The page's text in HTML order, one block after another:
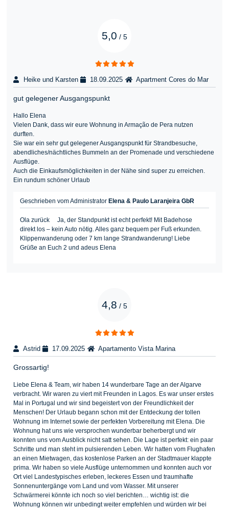
5,0 / 5
Heike und Karsten 18.09.2025 Apartment Cores do Mar
gut gelegener Ausgangspunkt
Hallo Elena
Vielen Dank, dass wir eure Wohnung in Armação de Pera nutzen
durften.
Sie war ein sehr gut gelegener Ausgangspunkt für Strandbesuche,
abendliches/nächtliches Bummeln an der Promenade und verschiedene
Ausflüge.
Auch die Einkaufsmöglichkeiten in der Nähe sind super zu erreichen.
Ein rundum schöner Urlaub
Geschrieben vom Administrator Elena & Paulo Laranjeira GbR
Ola zurück Ja, der Standpunkt ist echt perfekt! Mit Badehose
direkt los – kein Auto nötig. Alles ganz bequem per Fuß erkunden.
Klippenwanderung oder 7 km lange Strandwanderung! Liebe
Grüße an Euch 2 und adeus Elena
4,8 / 5
Astrid 17.09.2025 Apartamento Vista Marina
Grossartig!
Liebe Elena & Team, wir haben 14 wunderbare Tage an der Algarve
verbracht. Wir waren zu viert mit Freunden in Lagos. Es war unser erstes
Mal in Portugal und wir sind begeistert von der Freundlichkeit der
Menschen! Der Urlaub begann schon mit der Entdeckung der tollen
Wohnung im Internet sowie der perfekten Vorbereitung mit Elena. Die
Wohnung hat uns wie versprochen wunderbar beherbergt und wir
konnten uns vom Ausblick nicht satt sehen. Die Lage ist perfekt: ein paar
Schritte und man steht im pulsierenden Leben. Wir hatten vom Flughafen
an einen Mietwagen, das kostenlose Parken an der Stadtmauer klappte
prima. Wir haben so viele Ausflüge unternommen und konnten auch vor
Ort viel Landestypisches erleben, leckeres Essen und traumhafte
Sonnenuntergänge vom Land und vom Wasser. Mit unserer
Schwärmerei könnte ich noch so viel berichten… wichtig ist: die
Wohnung können wir unbedingt weiter empfehlen und würden wir bei